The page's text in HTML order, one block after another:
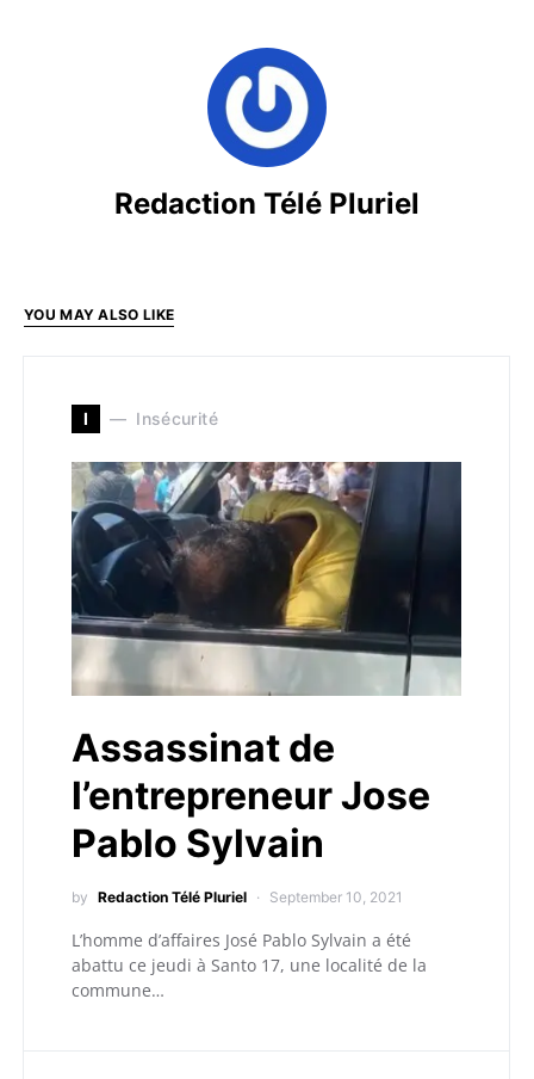
Redaction Télé Pluriel
YOU MAY ALSO LIKE
I Insécurité
Assassinat de
l’entrepreneur Jose
Pablo Sylvain
by Redaction Télé Pluriel September 10, 2021
L’homme d’affaires José Pablo Sylvain a été
abattu ce jeudi à Santo 17, une localité de la
commune…